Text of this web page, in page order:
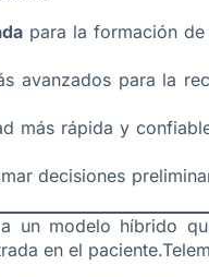
para la formación de
avanzados para la
más rápida y
decisiones
un modelo híbrido
en el